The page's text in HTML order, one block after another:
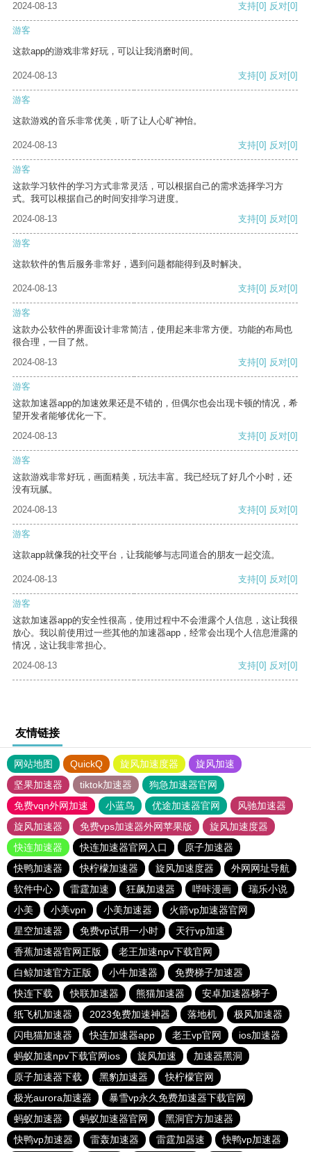
2024-08-13 支持[0] 反对[0]
游客
这款app的游戏非常好玩，可以让我消磨时间。
2024-08-13 支持[0] 反对[0]
游客
这款游戏的音乐非常优美，听了让人心旷神怡。
2024-08-13 支持[0] 反对[0]
游客
这款学习软件的学习方式非常灵活，可以根据自己的需求选择学习方
式。我可以根据自己的时间安排学习进度。
2024-08-13
支持[0] 反对[0]
游客
这款软件的售后服务非常好，遇到问题都能得到及时解决。
2024-08-13 支持[0] 反对[0]
游客
这款办公软件的界面设计非常简洁，使用起来非常方便。功能的布局也
很合理，一目了然。
2024-08-13
支持[0] 反对[0]
游客
这款加速器app的加速效果还是不错的，但偶尔也会出现卡顿的情况，希
望开发者能够优化一下。
2024-08-13
支持[0] 反对[0]
游客
这款游戏非常好玩，画面精美，玩法丰富。我已经玩了好几个小时，还
没有玩腻。
2024-08-13
支持[0] 反对[0]
游客
这款app就像我的社交平台，让我能够与志同道合的朋友一起交流。
2024-08-13 支持[0] 反对[0]
游客
这款加速器app的安全性很高，使用过程中不会泄露个人信息，这让我很
放心。我以前使用过一些其他的加速器app，经常会出现个人信息泄露的
情况，这让我非常担心。
2024-08-13
支持[0] 反对[0]
友情链接
网站地图 QuickQ 旋风加速度器
旋风加速
坚果加速器
tiktok加速器
狗急加速器官网
免费vqn外网加速
小蓝鸟 优途加速器官网
风驰加速器
旋风加速器
免费vps加速器外网苹果版
旋风加速度器
快连加速器
快连加速器官网入口
原子加速器
快鸭加速器
快柠檬加速器 旋风加速度器
外网网址导航
软件中心
雷霆加速 狂飙加速器 哔咔漫画
瑞乐小说
小美
小美vpn 小美加速器
火箭vp加速器官网
星空加速器
免费vp试用一小时
天行vp加速
香蕉加速器官网正版
老王加速npv下载官网
白鲸加速官方正版
小牛加速器
免费梯子加速器
快连下载
快联加速器 熊猫加速器
安卓加速器梯子
纸飞机加速器
2023免费加速神器 落地机
极风加速器
闪电猫加速器
快连加速器app 老王vp官网
ios加速器
蚂蚁加速npv下载官网ios
旋风加速
加速器黑洞
原子加速器下载
黑豹加速器
快柠檬官网
极光aurora加速器
暴雪vp永久免费加速器下载官网
蚂蚁加速器
蚂蚁加速器官网
黑洞官方加速器
快鸭vp加速器
雷轰加速器 雷霆加器速 快鸭vp加速器